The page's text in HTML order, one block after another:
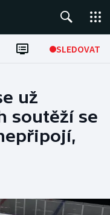
SLEDOVAT
už
soutěží se